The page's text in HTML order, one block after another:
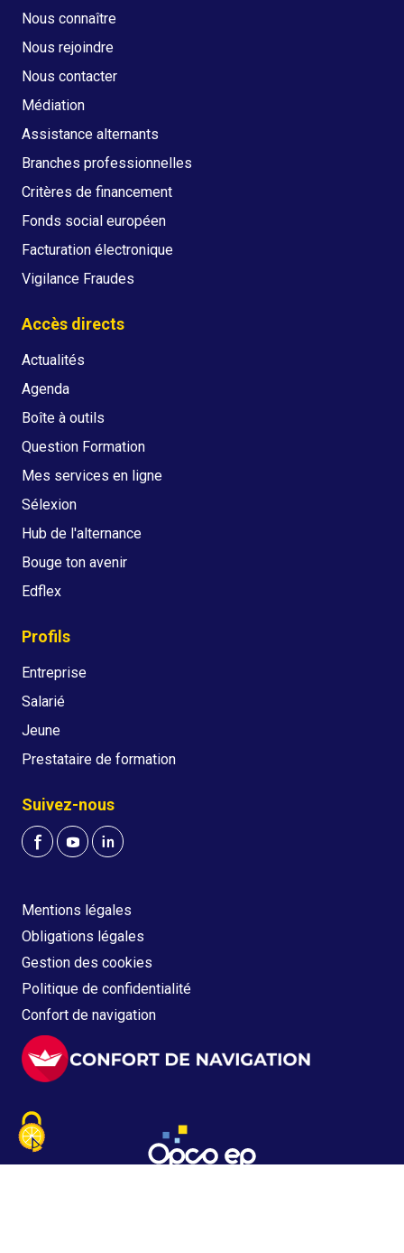
Nous connaître
Nous rejoindre
Nous contacter
Médiation
Assistance alternants
Branches professionnelles
Critères de financement
Fonds social européen
Facturation électronique
Vigilance Fraudes
Accès directs
Actualités
Agenda
Boîte à outils
Question Formation
Mes services en ligne
Sélexion
Hub de l'alternance
Bouge ton avenir
Edflex
Profils
Entreprise
Salarié
Jeune
Prestataire de formation
Suivez-nous
Mentions légales
Obligations légales
Gestion des cookies
Politique de confidentialité
Confort de navigation